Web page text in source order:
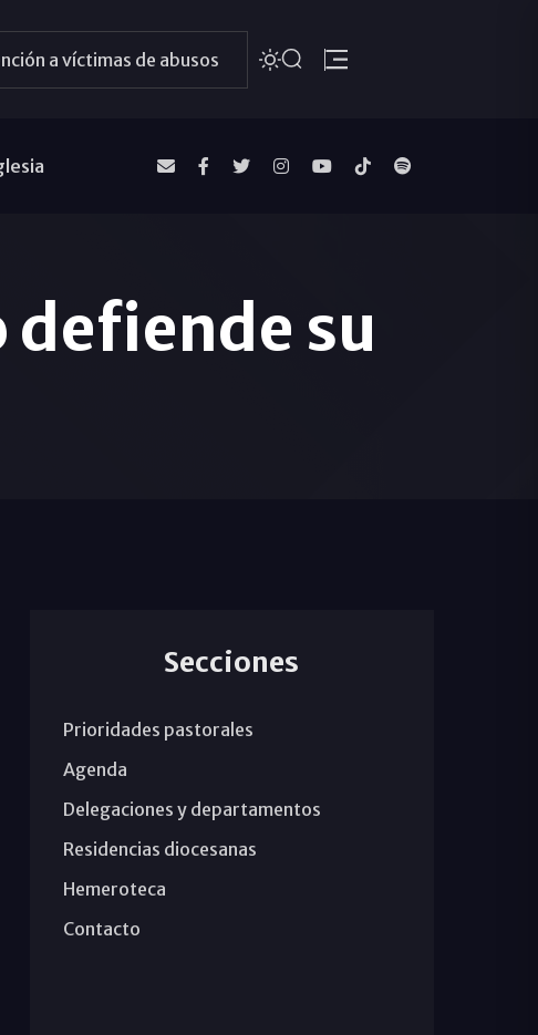
a víctimas de abusos
defiende su
Secciones
Prioridades pastorales
Agenda
Delegaciones y departamentos
Residencias diocesanas
Hemeroteca
Contacto